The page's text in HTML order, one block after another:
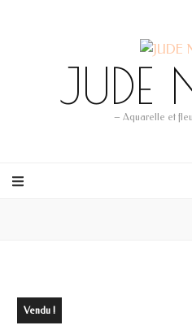
JUDE
– Aquarelle et
Vendu !